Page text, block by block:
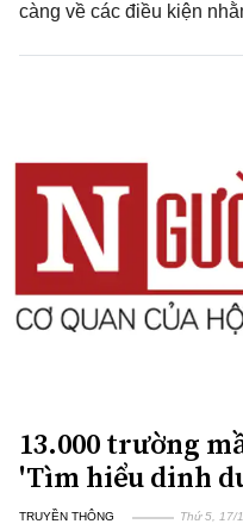
càng về các điều kiện
13.000 trường
'Tìm hiểu dinh
TRUYỀN THÔNG Thứ 5, 17/